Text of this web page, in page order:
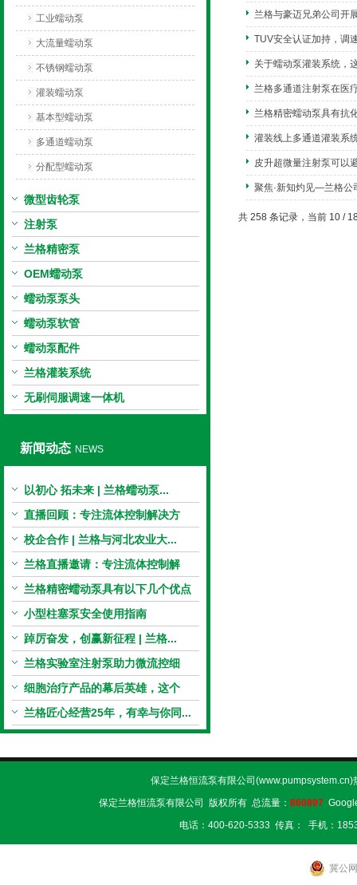
工业蠕动泵
大流量蠕动泵
不锈钢蠕动泵
灌装蠕动泵
基本型蠕动泵
多通道蠕动泵
分配型蠕动泵
微型齿轮泵
注射泵
兰格精密泵
OEM蠕动泵
蠕动泵泵头
蠕动泵软管
蠕动泵配件
兰格灌装系统
无刷伺服调速一体机
新闻动态 NEWS
以初心 拓未来 | 兰格蠕动泵...
直播回顾：专注流体控制解决方
案...
校企合作 | 兰格与河北农业大...
兰格直播邀请：专注流体控制解
决...
兰格精密蠕动泵具有以下几个优点
小型柱塞泵安全使用指南
踔厉奋发，创赢新征程 | 兰格...
兰格实验室注射泵助力微流控细
胞...
细胞治疗产品的幕后英雄，这个
神...
兰格匠心经营25年，有幸与你同...
兰格与豪迈兄弟公司开
TUV安全认证加持，调
关于蠕动泵灌装系统，
兰格多通道注射泵在医
兰格精密蠕动泵具有抗
灌装线上多通道灌装系
皮升超微量注射泵可以
聚焦·新知灼见—兰格公
共 258 条记录，当前 10 /
保定兰格恒流泵有限公司(www.pumpsystem.cn)
保定兰格恒流泵有限公司 版权所有 总流量： 860897
电话：400-620-5333 传真： 手机：
冀公